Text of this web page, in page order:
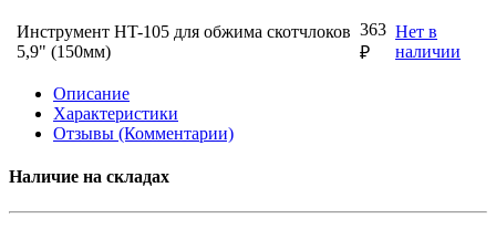
Инструмент HT-105 для обжима скотчлоков
5,9" (150мм)
363
₽
Нет в
наличии
Описание
Характеристики
Отзывы (Комментарии)
Наличие на складах